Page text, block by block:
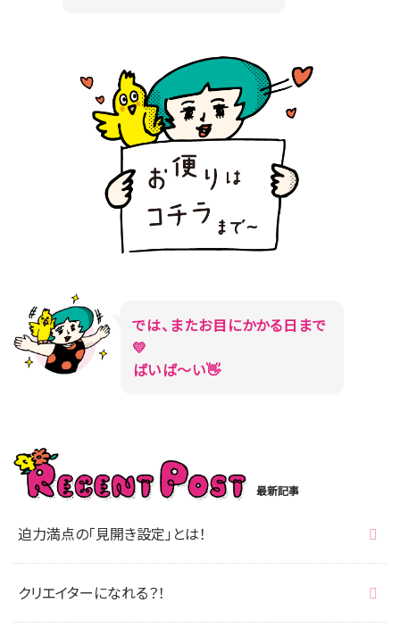
では、またお目にかかる日まで
💛
ばいば～い👋
最新記事
迫力満点の「見開き設定」とは！
クリエイターになれる？！